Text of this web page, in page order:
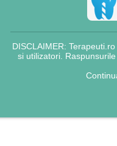
DISCLAIMER:
si utilizatori.